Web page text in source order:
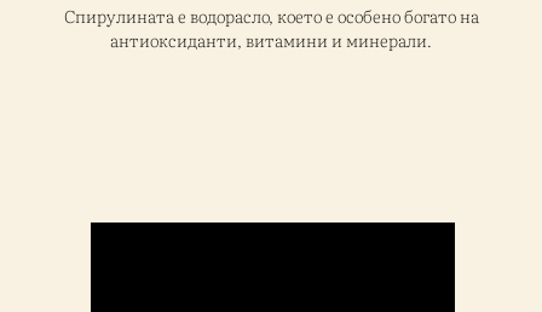
Спирулината е водорасло, което е особено богато на
антиоксиданти, витамини и минерали.